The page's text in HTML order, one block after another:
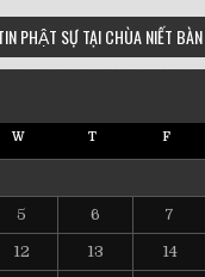
PHẬT SỰ TẠI CHÙA NIẾT BÀN
W T F
5 6 7
12 13 14